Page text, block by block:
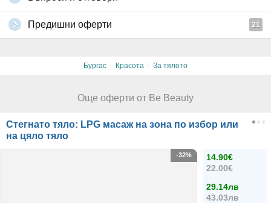
Предишни оферти 21
Бургас · Красота · За тялото
Още оферти от Be Beauty
Стегнато тяло: LPG масаж на зона по избор или
на цяло тяло
14.90€
22.00€
29.14лв
43.03лв
-32%